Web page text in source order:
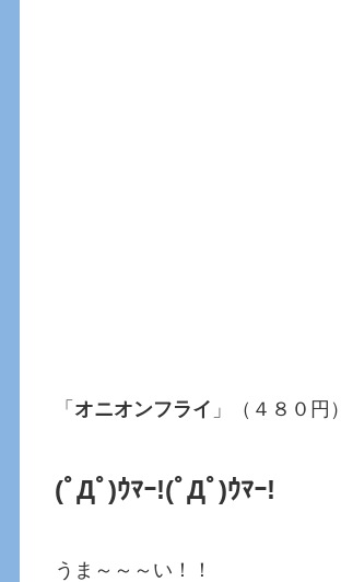
「 オニオンフライ 」（４８０円）
(ﾟДﾟ)ｳﾏｰ!(ﾟДﾟ)ｳﾏｰ!
うま～～～い！！